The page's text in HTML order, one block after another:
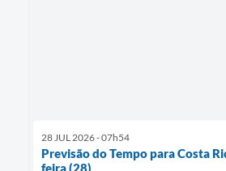
28 JUL 2026 - 07h54
Previsão do Tempo para Costa
feira (28)